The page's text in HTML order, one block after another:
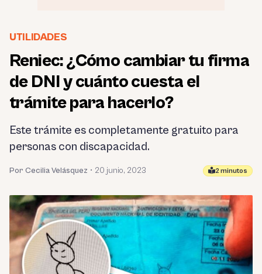
UTILIDADES
Reniec: ¿Cómo cambiar tu firma
de DNI y cuánto cuesta el
trámite para hacerlo?
Este trámite es completamente gratuito para
personas con discapacidad.
Por Cecilia Velásquez • 20 junio, 2023 2 minutos